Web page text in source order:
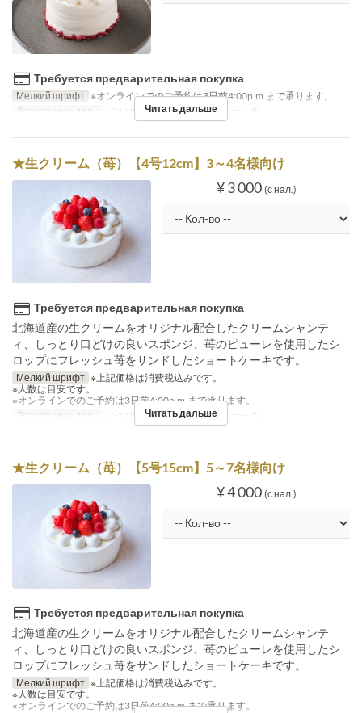
Требуется предварительная покупка
Мелкий шрифт ※オンラインでのご予約は3日前4:00p.m.まで承ります。
Допустимые даты
~ 31 авг. Категория места ケーキ
Читать дальше
★生クリーム（苺）【4号12cm】3～4名様向け
¥ 3 000 (с нал.)
Требуется предварительная покупка
北海道産の生クリームをオリジナル配合したクリームシャンテ
ィ、しっとり口どけの良いスポンジ、苺のピューレを使用したシ
ロップにフレッシュ苺をサンドしたショートケーキです。
Мелкий шрифт ※上記価格は消費税込みです。
※人数は目安です。
※オンラインでのご予約は3日前4:00p.m.まで承ります。
Допустимые даты
~ 31 авг. Категория места ケーキ
Читать дальше
★生クリーム（苺）【5号15cm】5～7名様向け
¥ 4 000 (с нал.)
Требуется предварительная покупка
北海道産の生クリームをオリジナル配合したクリームシャンテ
ィ、しっとり口どけの良いスポンジ、苺のピューレを使用したシ
ロップにフレッシュ苺をサンドしたショートケーキです。
Мелкий шрифт ※上記価格は消費税込みです。
※人数は目安です。
※オンラインでのご予約は3日前4:00p.m.まで承ります。